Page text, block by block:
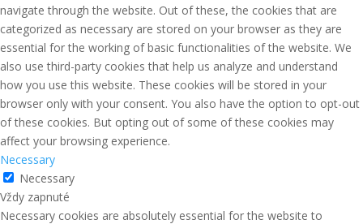
navigate through the website. Out of these, the cookies that are
categorized as necessary are stored on your browser as they are
essential for the working of basic functionalities of the website. We
also use third-party cookies that help us analyze and understand
how you use this website. These cookies will be stored in your
browser only with your consent. You also have the option to opt-out
of these cookies. But opting out of some of these cookies may
affect your browsing experience.
Necessary
Necessary
Vždy zapnuté
Necessary cookies are absolutely essential for the website to